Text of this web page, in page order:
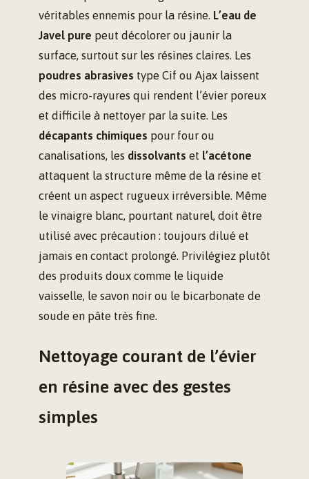
véritables ennemis pour la résine. L’eau de
Javel pure peut décolorer ou jaunir la
surface, surtout sur les résines claires. Les
poudres abrasives type Cif ou Ajax laissent
des micro-rayures qui rendent l’évier poreux
et difficile à nettoyer par la suite. Les
décapants chimiques pour four ou
canalisations, les dissolvants et l’acétone
attaquent la structure même de la résine et
créent un aspect rugueux irréversible. Même
le vinaigre blanc, pourtant naturel, doit être
utilisé avec précaution : toujours dilué et
jamais en contact prolongé. Privilégiez plutôt
des produits doux comme le liquide
vaisselle, le savon noir ou le bicarbonate de
soude en pâte très fine.
Nettoyage courant de l’évier
en résine avec des gestes
simples